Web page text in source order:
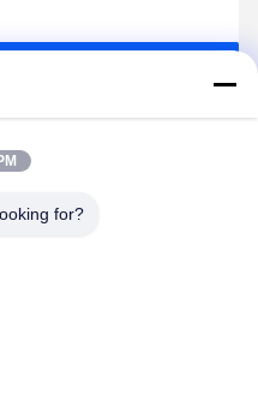
High Filler Masterbatches
for?